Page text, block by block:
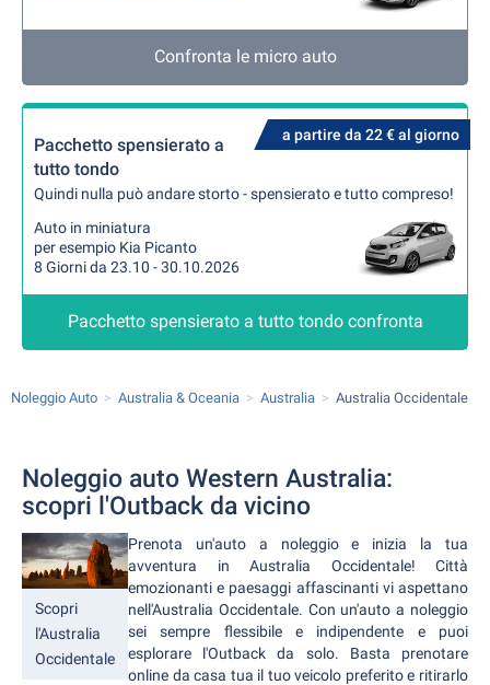
Confronta le micro auto
a partire da 22 € al giorno
Pacchetto spensierato a
tutto tondo
Quindi nulla può andare storto - spensierato e tutto compreso!
Auto in miniatura
per esempio Kia Picanto
8 Giorni da 23.10 - 30.10.2026
Pacchetto spensierato a tutto tondo confronta
Noleggio Auto Australia & Oceania Australia Australia Occidentale
Noleggio auto Western Australia:
scopri l'Outback da vicino
Scopri
l'Australia
Occidentale
Prenota un'auto a noleggio e inizia la tua
avventura in Australia Occidentale! Città
emozionanti e paesaggi affascinanti vi aspettano
nell'Australia Occidentale. Con un'auto a noleggio
sei sempre flessibile e indipendente e puoi
esplorare l'Outback da solo. Basta prenotare
online da casa tua il tuo veicolo preferito e ritirarlo